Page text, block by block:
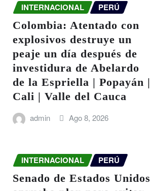
INTERNACIONAL PERÚ
Colombia: Atentado con
explosivos destruye un
peaje un día después de
investidura de Abelardo
de la Espriella | Popayán |
Cali | Valle del Cauca
admin Ago 8, 2026
INTERNACIONAL PERÚ
Senado de Estados Unidos